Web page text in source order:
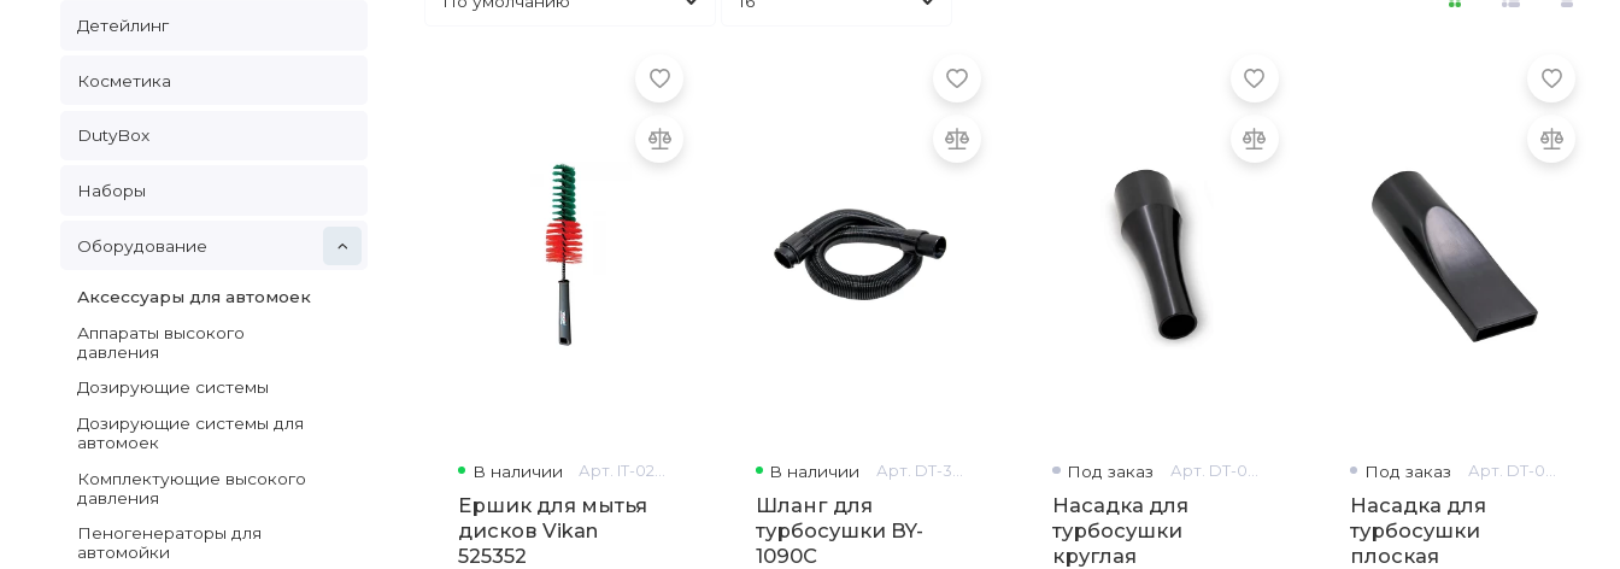
Детейлинг
Косметика
DutyBox
Наборы
Оборудование
Аксессуары для автомоек
Аппараты высокого
давления
Дозирующие системы
Дозирующие системы для
автомоек
Комплектующие высокого
давления
Пеногенераторы для
автомойки
В наличии Арт. IT-0227
Ершик для мытья
дисков Vikan
525352
В наличии Арт. DT-3028
Шланг для
турбосушки BY-
1090C
Под заказ Арт. DT-0601
Насадка для
турбосушки
круглая
Под заказ Арт. DT-0600
Насадка для
турбосушки
плоская